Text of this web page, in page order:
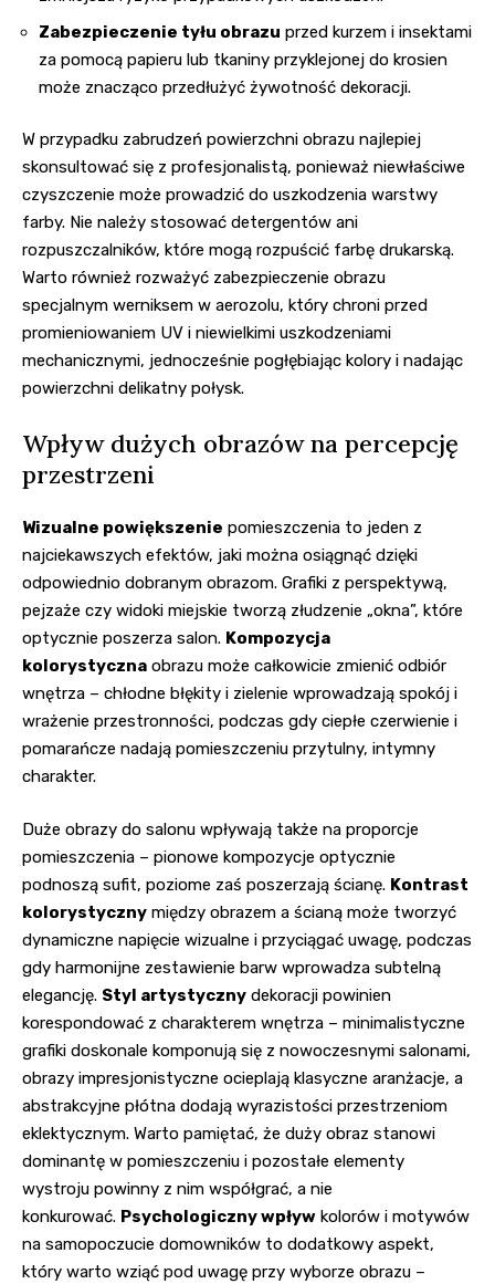
Zabezpieczenie tyłu obrazu przed kurzem i insektami
za pomocą papieru lub tkaniny przyklejonej do krosien
może znacząco przedłużyć żywotność dekoracji.
W przypadku zabrudzeń powierzchni obrazu najlepiej
skonsultować się z profesjonalistą, ponieważ niewłaściwe
czyszczenie może prowadzić do uszkodzenia warstwy
farby. Nie należy stosować detergentów ani
rozpuszczalników, które mogą rozpuścić farbę drukarską.
Warto również rozważyć zabezpieczenie obrazu
specjalnym werniksem w aerozolu, który chroni przed
promieniowaniem UV i niewielkimi uszkodzeniami
mechanicznymi, jednocześnie pogłębiając kolory i nadając
powierzchni delikatny połysk.
Wpływ dużych obrazów na percepcję
przestrzeni
Wizualne powiększenie pomieszczenia to jeden z
najciekawszych efektów, jaki można osiągnąć dzięki
odpowiednio dobranym obrazom. Grafiki z perspektywą,
pejzaże czy widoki miejskie tworzą złudzenie „okna”, które
optycznie poszerza salon. Kompozycja
kolorystyczna obrazu może całkowicie zmienić odbiór
wnętrza – chłodne błękity i zielenie wprowadzają spokój i
wrażenie przestronności, podczas gdy ciepłe czerwienie i
pomarańcze nadają pomieszczeniu przytulny, intymny
charakter.
Duże obrazy do salonu wpływają także na proporcje
pomieszczenia – pionowe kompozycje optycznie
podnoszą sufit, poziome zaś poszerzają ścianę. Kontrast
kolorystyczny między obrazem a ścianą może tworzyć
dynamiczne napięcie wizualne i przyciągać uwagę, podczas
gdy harmonijne zestawienie barw wprowadza subtelną
elegancję. Styl artystyczny dekoracji powinien
korespondować z charakterem wnętrza – minimalistyczne
grafiki doskonale komponują się z nowoczesnymi salonami,
obrazy impresjonistyczne ocieplają klasyczne aranżacje, a
abstrakcyjne płótna dodają wyrazistości przestrzeniom
eklektycznym. Warto pamiętać, że duży obraz stanowi
dominantę w pomieszczeniu i pozostałe elementy
wystroju powinny z nim współgrać, a nie
konkurować. Psychologiczny wpływ kolorów i motywów
na samopoczucie domowników to dodatkowy aspekt,
który warto wziąć pod uwagę przy wyborze obrazu –